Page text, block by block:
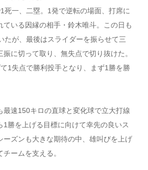
死一、二塁。1発で逆転の場面、打席に
ている因縁の相手・鈴木唯斗。この日も
たが、最後はスライダーを振らせて三
に切って取り、無失点で切り抜けた。
1失点で勝利投手となり、まず1勝を勝
最速150キロの直球と変化球で立大打線
1勝を上げる目標に向けて幸先の良いス
ーズンも大きな期待の中、雄叫びを上げ
ームを支える。